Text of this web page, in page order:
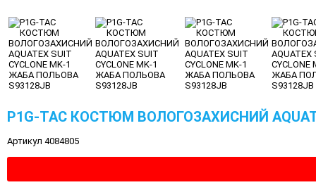
P1G-TAC КОСТЮМ ВОЛОГОЗАХИСНИЙ
Артикул 4084805